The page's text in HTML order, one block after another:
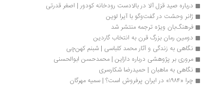
درباره صید قزل آلا در بالادست رودخانه کودور | اصغر قدرتی
ژانر وحشت در گفت‌وگو با آیرا لوین
فرهنگ‌بان ویژه ترجمه منتشر شد
دومین رمان بزرگ قرن به انتخاب گاردین
نگاهی به زندگی و آثار محمد کلباسی | شبنم کهن‌چی
مروری بر پژوهشی درباره دازاین | محمدحسن ابوالحسنی
نگاهی به ماهبان | حمیدرضا شکارسری
چرا «۱۹۸۴» در ایران پرفروش‌ است؟ | سمیه مهرگان